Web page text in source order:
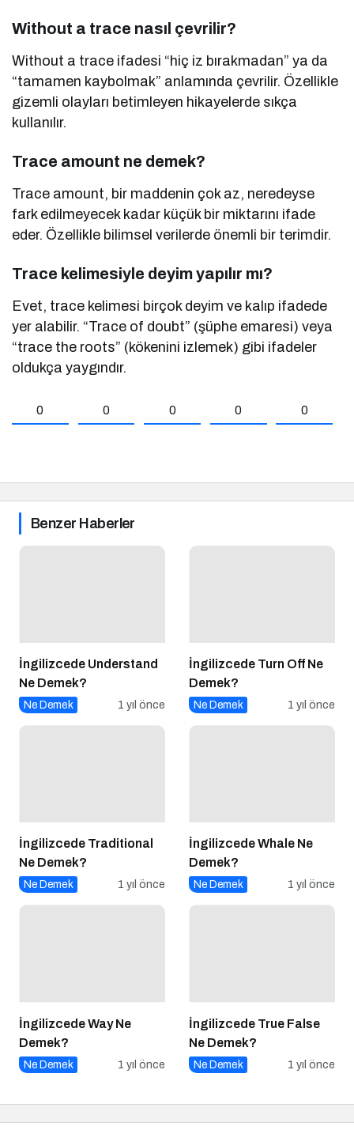
Without a trace nasıl çevrilir?
Without a trace ifadesi “hiç iz bırakmadan” ya da
“tamamen kaybolmak” anlamında çevrilir. Özellikle
gizemli olayları betimleyen hikayelerde sıkça
kullanılır.
Trace amount ne demek?
Trace amount, bir maddenin çok az, neredeyse
fark edilmeyecek kadar küçük bir miktarını ifade
eder. Özellikle bilimsel verilerde önemli bir terimdir.
Trace kelimesiyle deyim yapılır mı?
Evet, trace kelimesi birçok deyim ve kalıp ifadede
yer alabilir. “Trace of doubt” (şüphe emaresi) veya
“trace the roots” (kökenini izlemek) gibi ifadeler
oldukça yaygındır.
0 0 0 0 0
Benzer Haberler
İngilizcede Understand
Ne Demek?
Ne Demek 1 yıl önce
İngilizcede Turn Off Ne
Demek?
Ne Demek 1 yıl önce
İngilizcede Traditional
Ne Demek?
Ne Demek 1 yıl önce
İngilizcede Whale Ne
Demek?
Ne Demek 1 yıl önce
İngilizcede Way Ne
Demek?
Ne Demek 1 yıl önce
İngilizcede True False
Ne Demek?
Ne Demek 1 yıl önce